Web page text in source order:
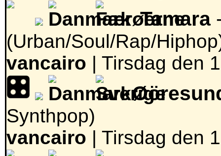
Tamara
(Urban/Soul/Rap/
vancairo | Tirsdag den
Synthpop)
vancairo | Tirsdag den